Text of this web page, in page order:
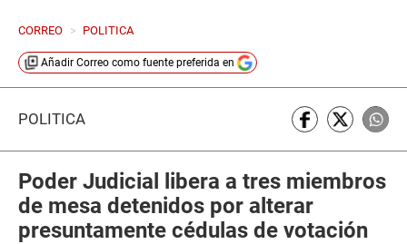
CORREO > POLITICA
Añadir Correo como fuente preferida en
POLÍTICA
Poder Judicial libera a tres miembros
de mesa detenidos por alterar
presuntamente cédulas de votación